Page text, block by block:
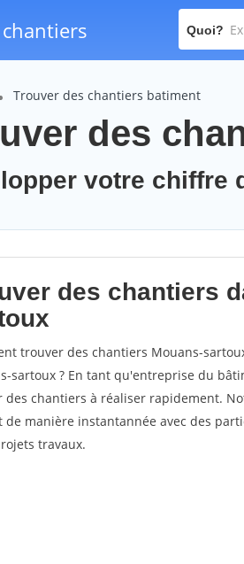
Quoi?
Trouver des chantiers batiment
des
votre chiffre
des chantiers
trouver des chantiers Mouans-
sartoux ? En tant qu'entreprise du
des chantiers à réaliser rapidement.
de manière instantannée avec des
travaux.